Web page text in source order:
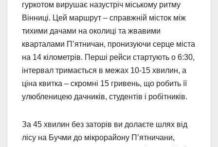
гуркотом вирушає назустріч міському ритму
Вінниці. Цей маршрут – справжній місток між
тихими дачами на околиці та жвавими
кварталами П’ятничан, пронизуючи серце міста
на 14 кілометрів. Перші рейси стартують о 6:30,
інтервал тримається в межах 10-15 хвилин, а
ціна квитка – скромні 15 гривень, що робить її
улюбленицею дачників, студентів і робітників.
За 45 хвилин без заторів ви долаєте шлях від
лісу на Бучми до мікрорайону П’ятничани,